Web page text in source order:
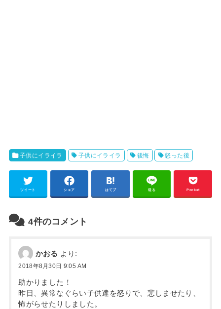
子供にイライラ 子供にイライラ 後悔 怒った後
ツイート シェア はてブ 送る Pocket
4件のコメント
かおる より:
2018年8月30日 9:05 AM
助かりました！
昨日、異常なぐらい子供達を怒りで、悲しませたり、
怖がらせたりしました。